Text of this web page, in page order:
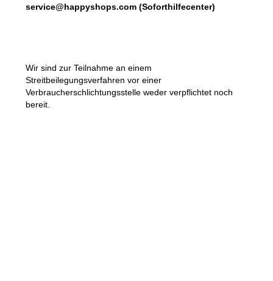
service@happyshops.com (Soforthilfecenter)
Wir sind zur Teilnahme an einem
Streitbeilegungsverfahren vor einer
Verbraucherschlichtungsstelle weder verpflichtet noch
bereit.